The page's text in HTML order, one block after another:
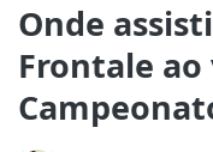
Onde
Frontale